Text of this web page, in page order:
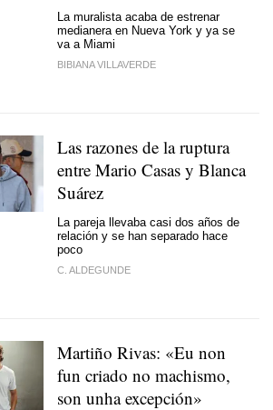
La muralista acaba de estrenar
medianera en Nueva York y ya se
va a Miami
BIBIANA VILLAVERDE
Las razones de la ruptura
entre Mario Casas y Blanca
Suárez
La pareja llevaba casi dos años de
relación y se han separado hace
poco
C. ALDEGUNDE
Martiño Rivas: «Eu non
fun criado no machismo,
son unha excepción»